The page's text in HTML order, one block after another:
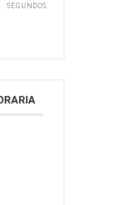
SEGUNDOS